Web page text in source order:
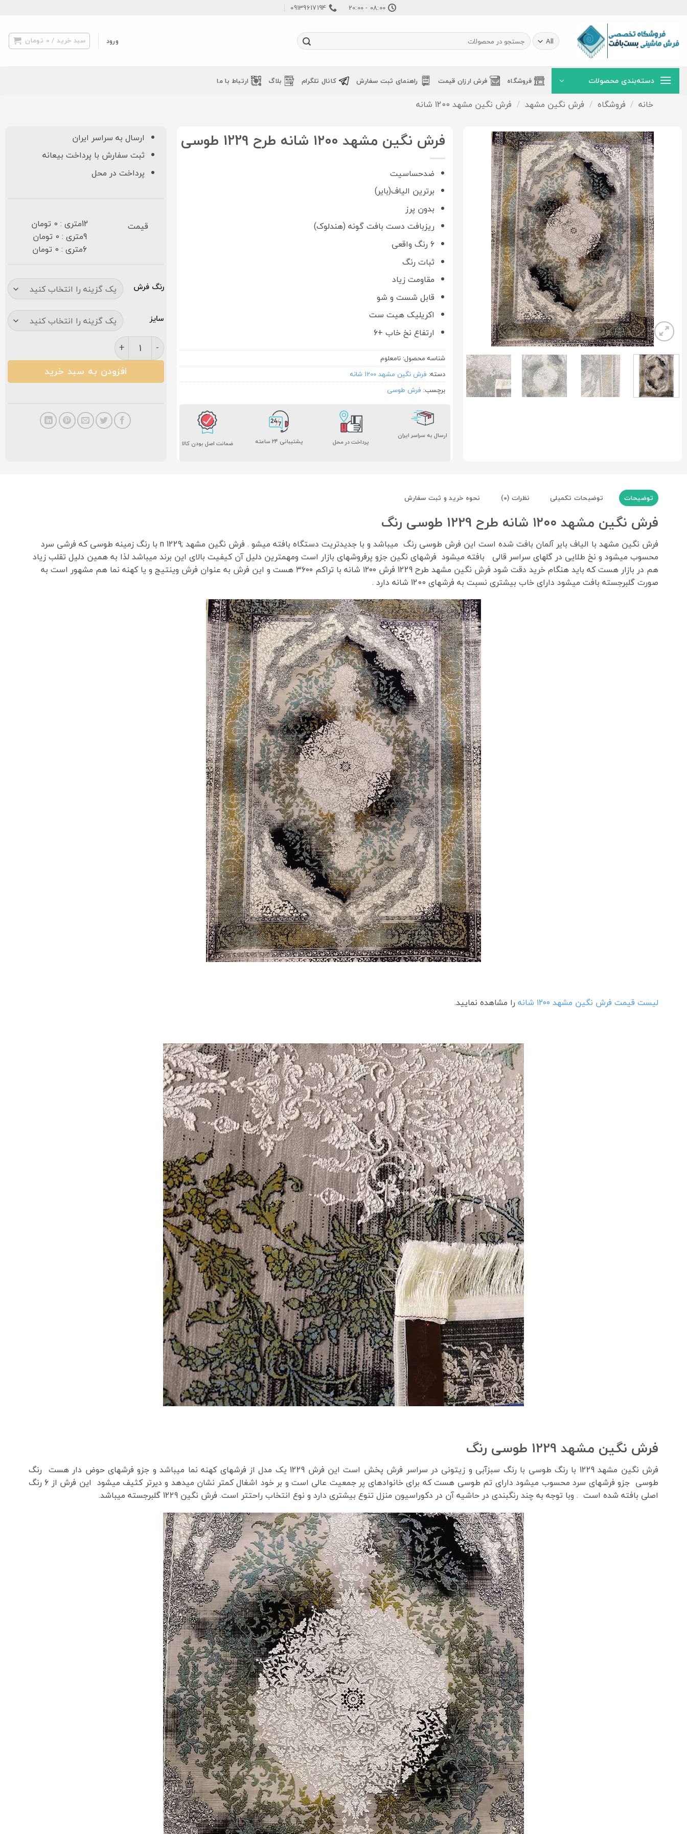
content
08:00 - 20:00
09139617194
جستجو
برای:
ورود سبد خرید / 0 تومان
دسته‌بندی محصولات فروشگاه فرش ارزان قیمت راهنمای ثبت سفارش کانال تلگرام بلاگ ارتباط با ما
خانه / فروشگاه / فرش نگین مشهد / فرش نگین مشهد 1200 شانه
فرش نگین مشهد ۱۲۰۰ شانه طرح 1229 طوسی
ضدحساسیت
برترین الیاف(بایر)
بدون پرز
ریزبافت دست بافت گونه (هندلوک)
6 رنگ واقعی
ثبات رنگ
مقاومت زیاد
قابل شست و شو
اکریلیک هیت ست
ارتفاع نخ خاب +6
شناسه محصول: نامعلوم
دسته: فرش نگین مشهد 1200 شانه
برچسب: فرش طوسی
ارسال به سراسر ایران
پرداخت در محل پشتیبانی ۲۴ ساعته ضمانت اصل بودن کالا
ارسال به سراسر ایران
ثبت سفارش با پرداخت بیعانه
پرداخت در محل
قیمت
12متری : 0 تومان
9متری : 0 تومان
6متری : 0 تومان
رنگ فرش
سایز
فرش نگین مشهد ۱۲۰۰ شانه طرح 1229 طوسی عدد
افزودن به سبد خرید
توضیحات توضیحات تکمیلی نظرات (0) نحوه خرید و ثبت سفارش
فرش نگین مشهد ۱۲۰۰ شانه طرح 1229 طوسی رنگ
فرش نگین مشهد با الیاف بایر آلمان بافت شده است این فرش طوسی رنگ میباشد و با جدیدتریت دستگاه بافته میشو . فرش نگین مشهد ;n 1229 با رنگ زمینه طوسی که فرشی سرد
محسوب میشود و نخ طلایی در گلهای سراسر قالی بافته میشود فرشهای نگین جزو پرفروشهای بازار است ومهمترین دلیل آن کیفیت بالای این برند میباشد لذا به همین دلیل تقلب زیاد
هم در بازار هست که باید هنگام خرید دقت شود فرش نگین مشهد طرح 1229 فرش ۱۲۰۰ شانه با تراکم ۳۶۰۰ هست و این فرش به عنوان فرش وینتیج و یا کهنه نما هم مشهور است به
صورت گلبرجسته بافت میشود دارای خاب بیشتری نسبت به فرشهای 1200 شانه دارد .
لیست قیمت فرش نگین مشهد ۱۲۰۰ شانه را مشاهده نمایید.
فرش نگین مشهد 1229 طوسی رنگ
فرش نگین مشهد 1229 با رنگ طوسی با رنگ سبزآبی و زیتونی در سراسر فرش پخش است این فرش 1229 یک مدل از فرشهای کهنه نما میباشد و جزو فرشهای حوض دار هست رنگ
طوسی جزو فرشهای سرد محسوب میشود دارای تم طوسی هست که برای خانوادهای پر جمعیت عالی است و بر خود اشغال کمتر نشان میدهد و دیرتر کثیف میشود این فرش از 6 رنگ
اصلی بافته شده است . وبا توجه به چند رنگبندی در حاشیه آن در دکوراسیون منزل تنوع بیشتری دارد و نوع انتخاب راحتتر است. فرش نگین 1229 گلبرجسته میباشد.